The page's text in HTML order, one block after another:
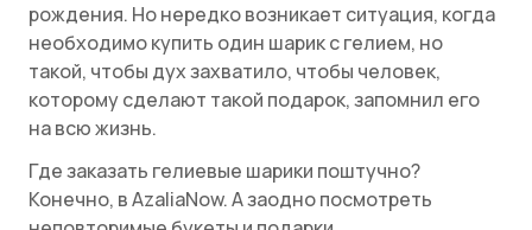
рождения. Но нередко возникает ситуация, когда
необходимо купить один шарик с гелием, но
такой, чтобы дух захватило, чтобы человек,
которому сделают такой подарок, запомнил его
на всю жизнь.
Где заказать гелиевые шарики поштучно?
Конечно, в AzaliaNow. А заодно посмотреть